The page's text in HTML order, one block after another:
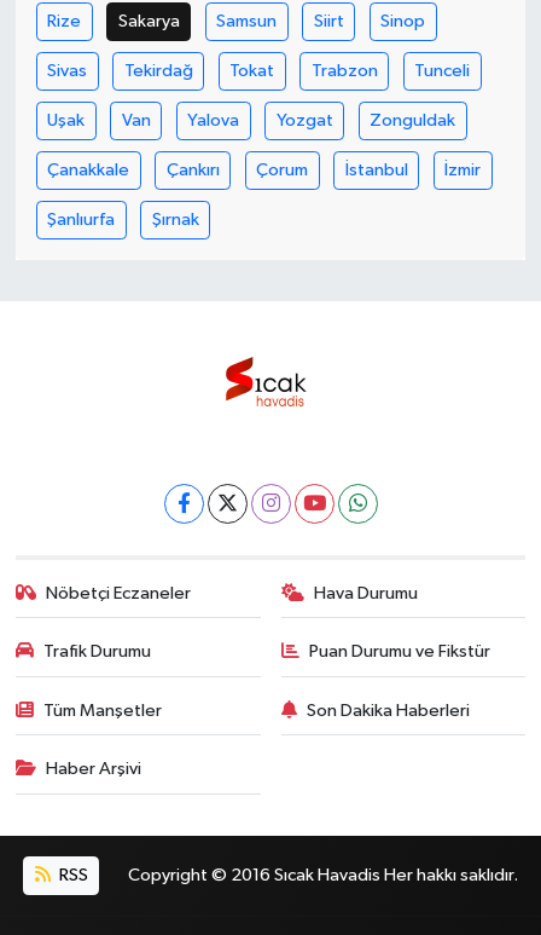
Rize Sakarya Samsun Siirt Sinop
Sivas Tekirdağ Tokat Trabzon Tunceli
Uşak Van Yalova Yozgat Zonguldak
Çanakkale Çankırı Çorum İstanbul İzmir
Şanlıurfa Şırnak
Nöbetçi Eczaneler Hava Durumu
Trafik Durumu Puan Durumu ve Fikstür
Tüm Manşetler Son Dakika Haberleri
Haber Arşivi
RSS Copyright © 2016 Sıcak Havadis Her hakkı saklıdır.